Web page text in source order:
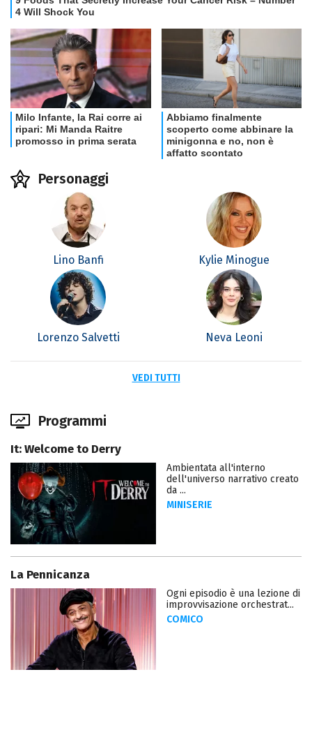
Personaggi
Lino Banfi Kylie Minogue
Lorenzo Salvetti Neva Leoni
VEDI TUTTI
Programmi
It: Welcome to Derry
Ambientata all'interno
dell'universo narrativo creato
da ...
MINISERIE
La Pennicanza
Ogni episodio è una lezione di
improvvisazione orchestrat...
COMICO